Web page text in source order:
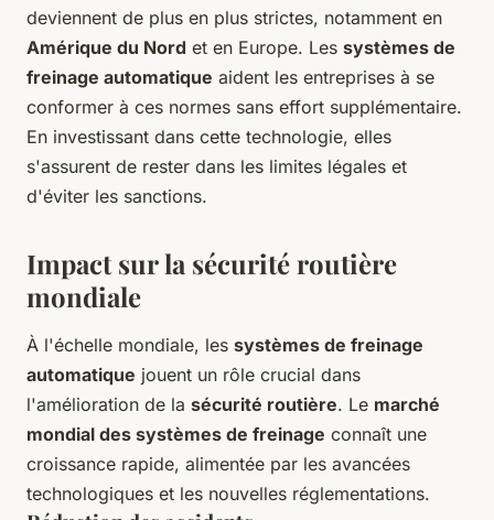
deviennent de plus en plus strictes, notamment en
Amérique du Nord et en Europe. Les systèmes de
freinage automatique aident les entreprises à se
conformer à ces normes sans effort supplémentaire.
En investissant dans cette technologie, elles
s'assurent de rester dans les limites légales et
d'éviter les sanctions.
Impact sur la sécurité routière
mondiale
À l'échelle mondiale, les systèmes de freinage
automatique jouent un rôle crucial dans
l'amélioration de la sécurité routière. Le marché
mondial des systèmes de freinage connaît une
croissance rapide, alimentée par les avancées
technologiques et les nouvelles réglementations.